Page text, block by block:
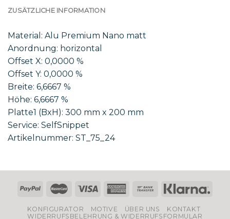
ZUSÄTZLICHE INFORMATION
Material: Alu Premium Nano matt
Anordnung: horizontal
Offset X: 0,0000 %
Offset Y: 0,0000 %
Breite: 6,6667 %
Höhe: 6,6667 %
Platte1 (BxH): 300 mm x 200 mm
Service: SelfSnippet
Artikelnummer: ST_75_24
KONFIGURATOR MOTIVE ÜBER UNS
KONTAKT
WIDERRUFSBELEHRUNG & WIDERRUFSFORMULAR